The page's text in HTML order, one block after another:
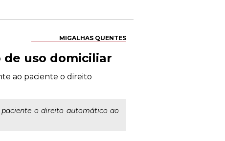
MIGALHAS QUENTES
de uso domiciliar
ao paciente o direito
paciente o direito automático ao